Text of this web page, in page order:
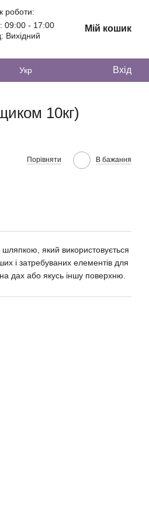
роботи:
09:00 - 17:00
Вихідний
Мій кошик
Укр Вхід
10кг)
Порівняти В бажання
який використовується
і затребуваних елементів для
дах або якусь іншу поверхню.